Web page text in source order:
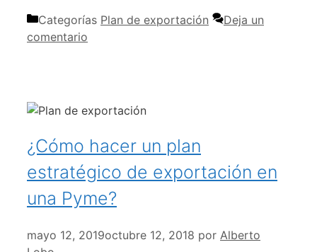
Categorías Plan de exportación
Deja un
comentario
¿Cómo hacer un plan
estratégico de exportación en
una Pyme?
mayo 12, 2019octubre 12, 2018 por Alberto